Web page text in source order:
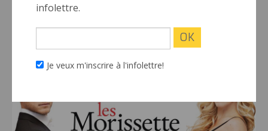
infolettre.
Je veux m'inscrire à l'infolettre!